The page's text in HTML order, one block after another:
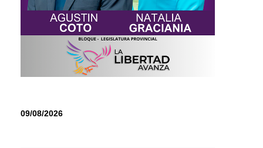
09/08/2026